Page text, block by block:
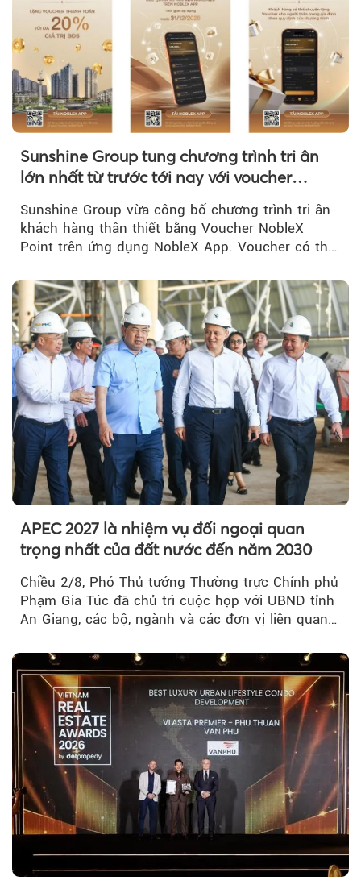
Sunshine Group tung chương trình tri ân
lớn nhất từ trước tới nay với voucher
NobleX Point cho khách hàng thân thiết
Sunshine Group vừa công bố chương trình tri ân
khách hàng thân thiết bằng Voucher NobleX
Point trên ứng dụng NobleX App. Voucher có thể
APEC 2027 là nhiệm vụ đối ngoại quan
trọng nhất của đất nước đến năm 2030
Chiều 2/8, Phó Thủ tướng Thường trực Chính phủ
Phạm Gia Túc đã chủ trì cuộc họp với UBND tỉnh
An Giang, các bộ, ngành và các đơn vị liên quan